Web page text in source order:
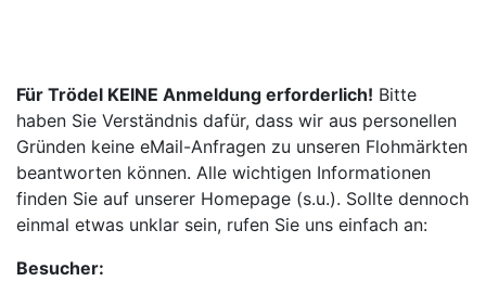
Für Trödel KEINE Anmeldung erforderlich! Bitte
haben Sie Verständnis dafür, dass wir aus personellen
Gründen keine eMail-Anfragen zu unseren Flohmärkten
beantworten können. Alle wichtigen Informationen
finden Sie auf unserer Homepage (s.u.). Sollte dennoch
einmal etwas unklar sein, rufen Sie uns einfach an:
Besucher: